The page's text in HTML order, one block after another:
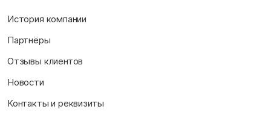
История компании
Партнёры
Отзывы клиентов
Новости
Контакты и реквизиты